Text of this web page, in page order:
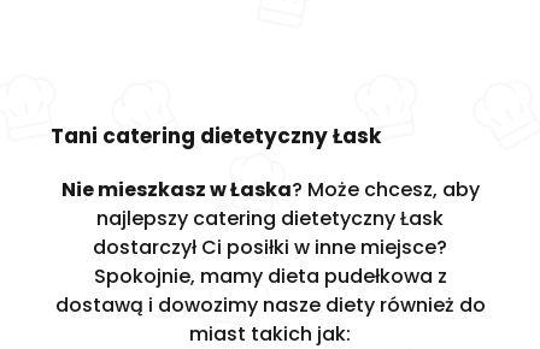
Tani catering dietetyczny Łask
Nie mieszkasz w Łaska? Może chcesz, aby
najlepszy catering dietetyczny Łask
dostarczył Ci posiłki w inne miejsce?
Spokojnie, mamy dieta pudełkowa z
dostawą i dowozimy nasze diety również do
miast takich jak: